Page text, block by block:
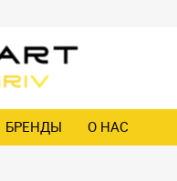
БРЕНДЫ О НАС